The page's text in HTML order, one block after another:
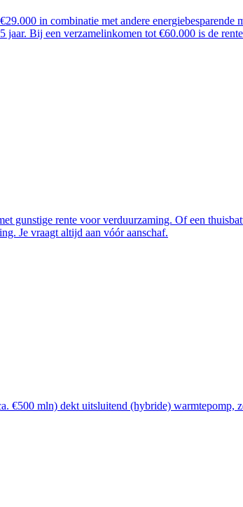
in combinatie met andere energiebesparende
Bij een verzamelinkomen tot €60.000 is de
gunstige rente voor verduurzaming. Of een
Je vraagt altijd aan vóór aanschaf.
mln) dekt uitsluitend (hybride) warmtepomp,